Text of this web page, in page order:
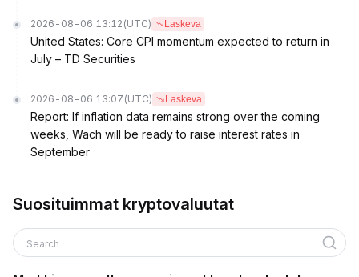
2026-08-06 13:12 (UTC) Laskeva
United States: Core CPI momentum expected to return in
July – TD Securities
2026-08-06 13:07 (UTC) Laskeva
Report: If inflation data remains strong over the coming
weeks, Wach will be ready to raise interest rates in
September
Suosituimmat kryptovaluutat
Search